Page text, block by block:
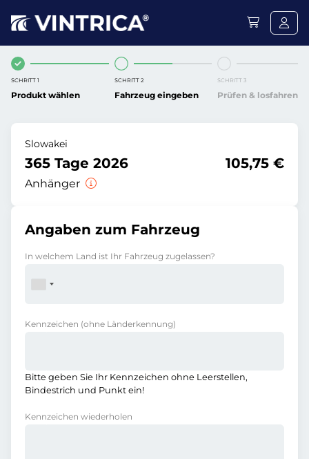
SCHRITT 1
Produkt wählen
SCHRITT 2
Fahrzeug eingeben
SCHRITT 3
Prüfen & losfahren
Slowakei
365 Tage 2026
Anhänger
105,75 €
Angaben zum Fahrzeug
In welchem Land ist Ihr Fahrzeug zugelassen?
Kennzeichen (ohne Länderkennung)
Bitte geben Sie Ihr Kennzeichen ohne Leerstellen,
Bindestrich und Punkt ein!
Kennzeichen wiederholen